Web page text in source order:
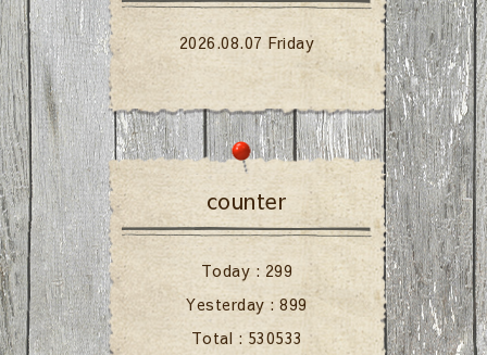
2026.08.07 Friday
counter
Today : 299
Yesterday :899
Total : 530533